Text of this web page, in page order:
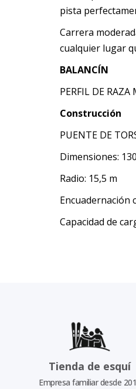
pista
Carrera
cualquier lugar
BALANCÍN
PERFIL DE RAZA
Construcción
PUENTE DE
Dimensiones:
Radio: 15,5 m
Encuadernación
Capacidad de
Tienda de esquí
Empresa familiar desde